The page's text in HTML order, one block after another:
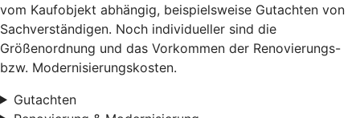
vom Kaufobjekt abhängig, beispielsweise Gutachten von
Sachverständigen. Noch individueller sind die
Größenordnung und das Vorkommen der Renovierungs-
bzw. Modernisierungskosten.
Gutachten